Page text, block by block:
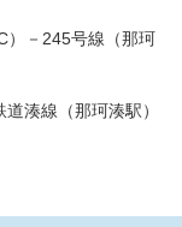
）－245号線（那珂
湊線（那珂湊駅）